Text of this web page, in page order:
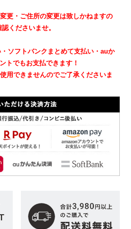
更・ご住所の変更は致しかねますの
くださいませ。
ソフトバンクまとめて支払い・auか
トでもお支払できます！
用できませんのでご了承くださいま